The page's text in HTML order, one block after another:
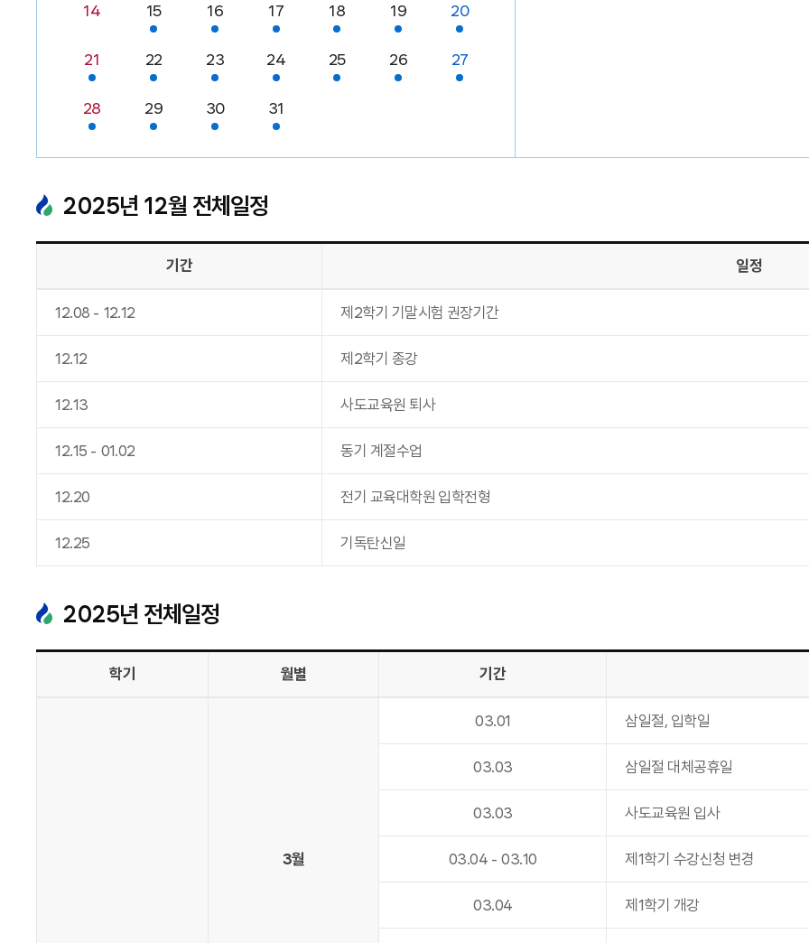
14 15 16 17 18 19 20
21 22 23 24 25 26 27
28 29 30 31
2025년 12월 전체일정
기간 일정
12.08 - 12.12 제2학기 기말시험 권장기간
12.12 제2학기 종강
12.13 사도교육원 퇴사
12.15 - 01.02 동기 계절수업
12.20 전기 교육대학원 입학전형
12.25 기독탄신일
2025년 전체일정
학기 월별 기간
3월
03.01 삼일절, 입학일
03.03 삼일절 대체공휴일
03.03 사도교육원 입사
03.04 - 03.10 제1학기 수강신청 변경
03.04 제1학기 개강